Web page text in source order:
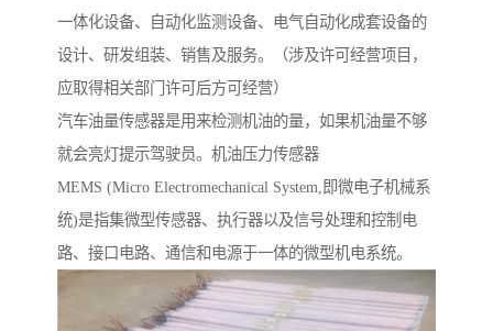
一体化设备、自动化监测设备、电气自动化成套设备的
设计、研发组装、销售及服务。（涉及许可经营项目，
应取得相关部门许可后方可经营）
汽车油量传感器是用来检测机油的量，如果机油量不够
就会亮灯提示驾驶员。机油压力传感器
MEMS (Micro Electromechanical System,即微电子机械系
统)是指集微型传感器、执行器以及信号处理和控制电
路、接口电路、通信和电源于一体的微型机电系统。